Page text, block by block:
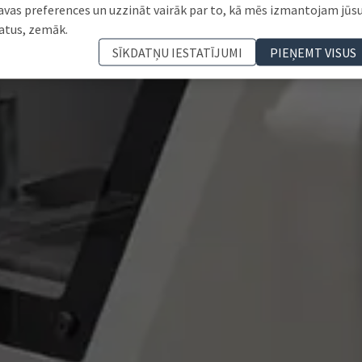
preferences un uzzināt vairāk par to, kā mēs izmantojam
zemāk.
SĪKDATŅU IESTATĪJUMI
PIEŅEMT VISUS